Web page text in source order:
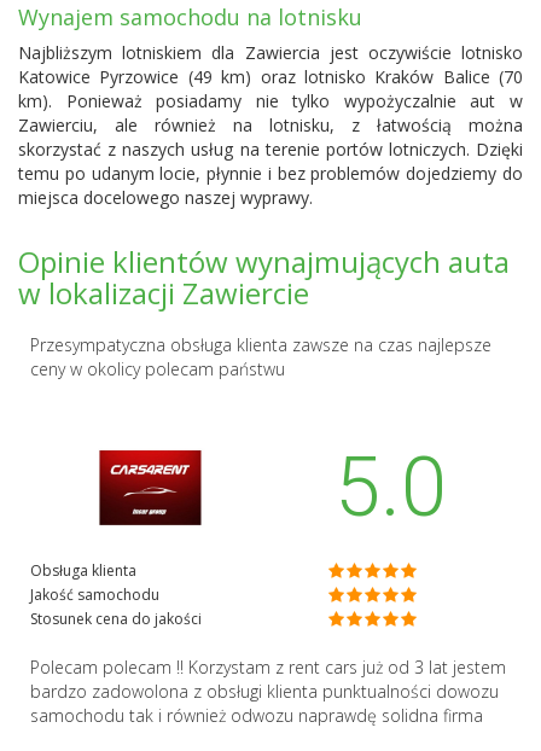
Wynajem samochodu na lotnisku
Najbliższym lotniskiem dla Zawiercia jest oczywiście lotnisko
Katowice Pyrzowice (49 km) oraz lotnisko Kraków Balice (70
km). Ponieważ posiadamy nie tylko wypożyczalnie aut w
Zawierciu, ale również na lotnisku, z łatwością można
skorzystać z naszych usług na terenie portów lotniczych. Dzięki
temu po udanym locie, płynnie i bez problemów dojedziemy do
miejsca docelowego naszej wyprawy.
Opinie klientów wynajmujących auta
w lokalizacji Zawiercie
Przesympatyczna obsługa klienta zawsze na czas najlepsze
ceny w okolicy polecam państwu
5.0
Obsługa klienta
Jakość samochodu
Stosunek cena do jakości
Polecam polecam !! Korzystam z rent cars już od 3 lat jestem
bardzo zadowolona z obsługi klienta punktualności dowozu
samochodu tak i również odwozu naprawdę solidna firma